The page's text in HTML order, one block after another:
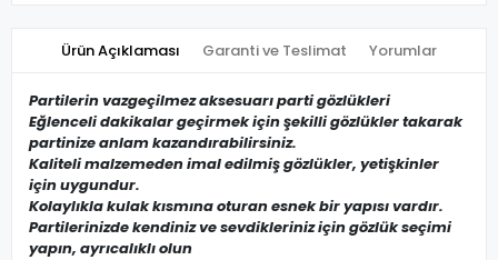
Ürün Açıklaması Garanti ve Teslimat Yorumlar
Partilerin vazgeçilmez aksesuarı parti gözlükleri
Eğlenceli dakikalar geçirmek için şekilli gözlükler takarak
partinize anlam kazandırabilirsiniz.
Kaliteli malzemeden imal edilmiş gözlükler, yetişkinler
için uygundur.
Kolaylıkla kulak kısmına oturan esnek bir yapısı vardır.
Partilerinizde kendiniz ve sevdikleriniz için gözlük seçimi
yapın, ayrıcalıklı olun